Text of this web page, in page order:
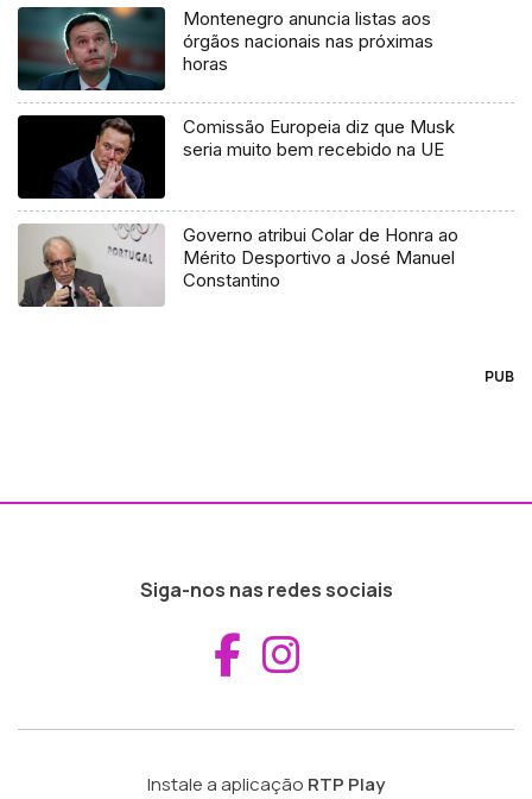
Montenegro anuncia listas aos
órgãos nacionais nas próximas
horas
Comissão Europeia diz que Musk
seria muito bem recebido na UE
Governo atribui Colar de Honra ao
Mérito Desportivo a José Manuel
Constantino
PUB
Siga-nos nas redes sociais
Aceder ao
Instale a aplicação RTP Play